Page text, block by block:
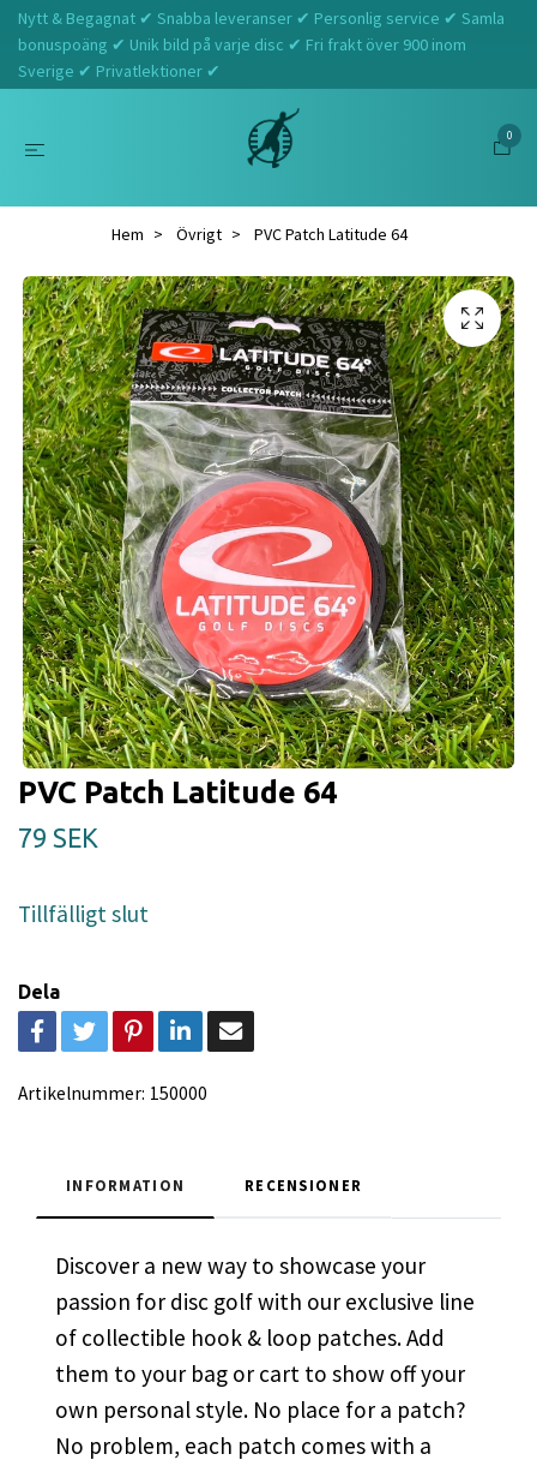
Nytt & Begagnat ✔ Snabba leveranser ✔ Personlig service ✔ Samla
bonuspoäng ✔ Unik bild på varje disc ✔ Fri frakt över 900 inom
Sverige ✔ Privatlektioner ✔
0
Hem Övrigt PVC Patch Latitude 64
PVC Patch Latitude 64
79 SEK
Tillfälligt slut
Dela
Artikelnummer: 150000
INFORMATION RECENSIONER
Discover a new way to showcase your
passion for disc golf with our exclusive line
of collectible hook & loop patches. Add
them to your bag or cart to show off your
own personal style. No place for a patch?
No problem, each patch comes with a